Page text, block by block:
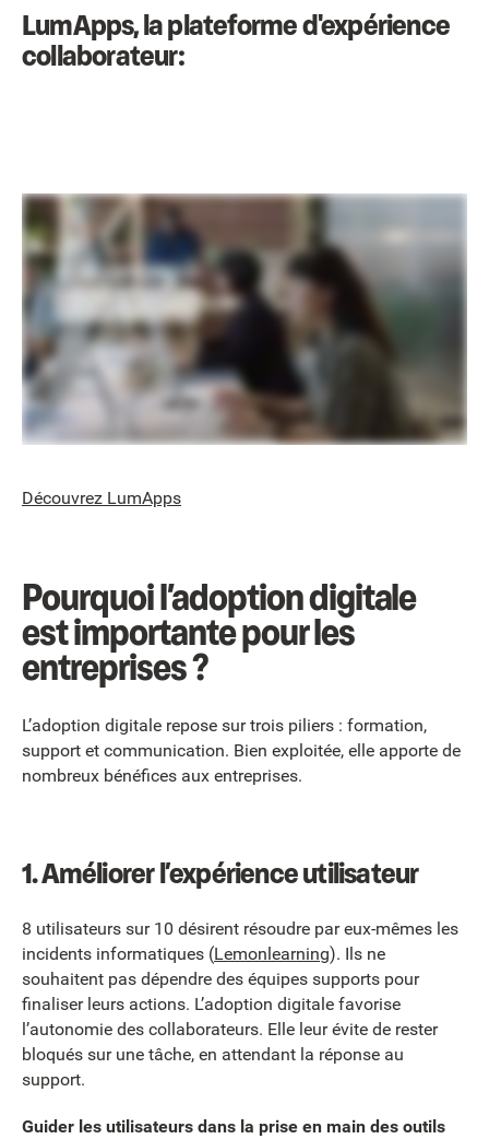
LumApps, la plateforme d'expérience
collaborateur:
Découvrez LumApps
Pourquoi l’adoption digitale
est importante pour les
entreprises ?
L’adoption digitale repose sur trois piliers : formation,
support et communication. Bien exploitée, elle apporte de
nombreux bénéfices aux entreprises.
1. Améliorer l’expérience utilisateur
8 utilisateurs sur 10 désirent résoudre par eux-mêmes les
incidents informatiques (Lemonlearning). Ils ne
souhaitent pas dépendre des équipes supports pour
finaliser leurs actions. L’adoption digitale favorise
l’autonomie des collaborateurs. Elle leur évite de rester
bloqués sur une tâche, en attendant la réponse au
support.
Guider les utilisateurs dans la prise en main des outils